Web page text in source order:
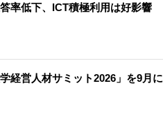
率低下、ICT積極利用は好影響
経営人材サミット2026」を9月に